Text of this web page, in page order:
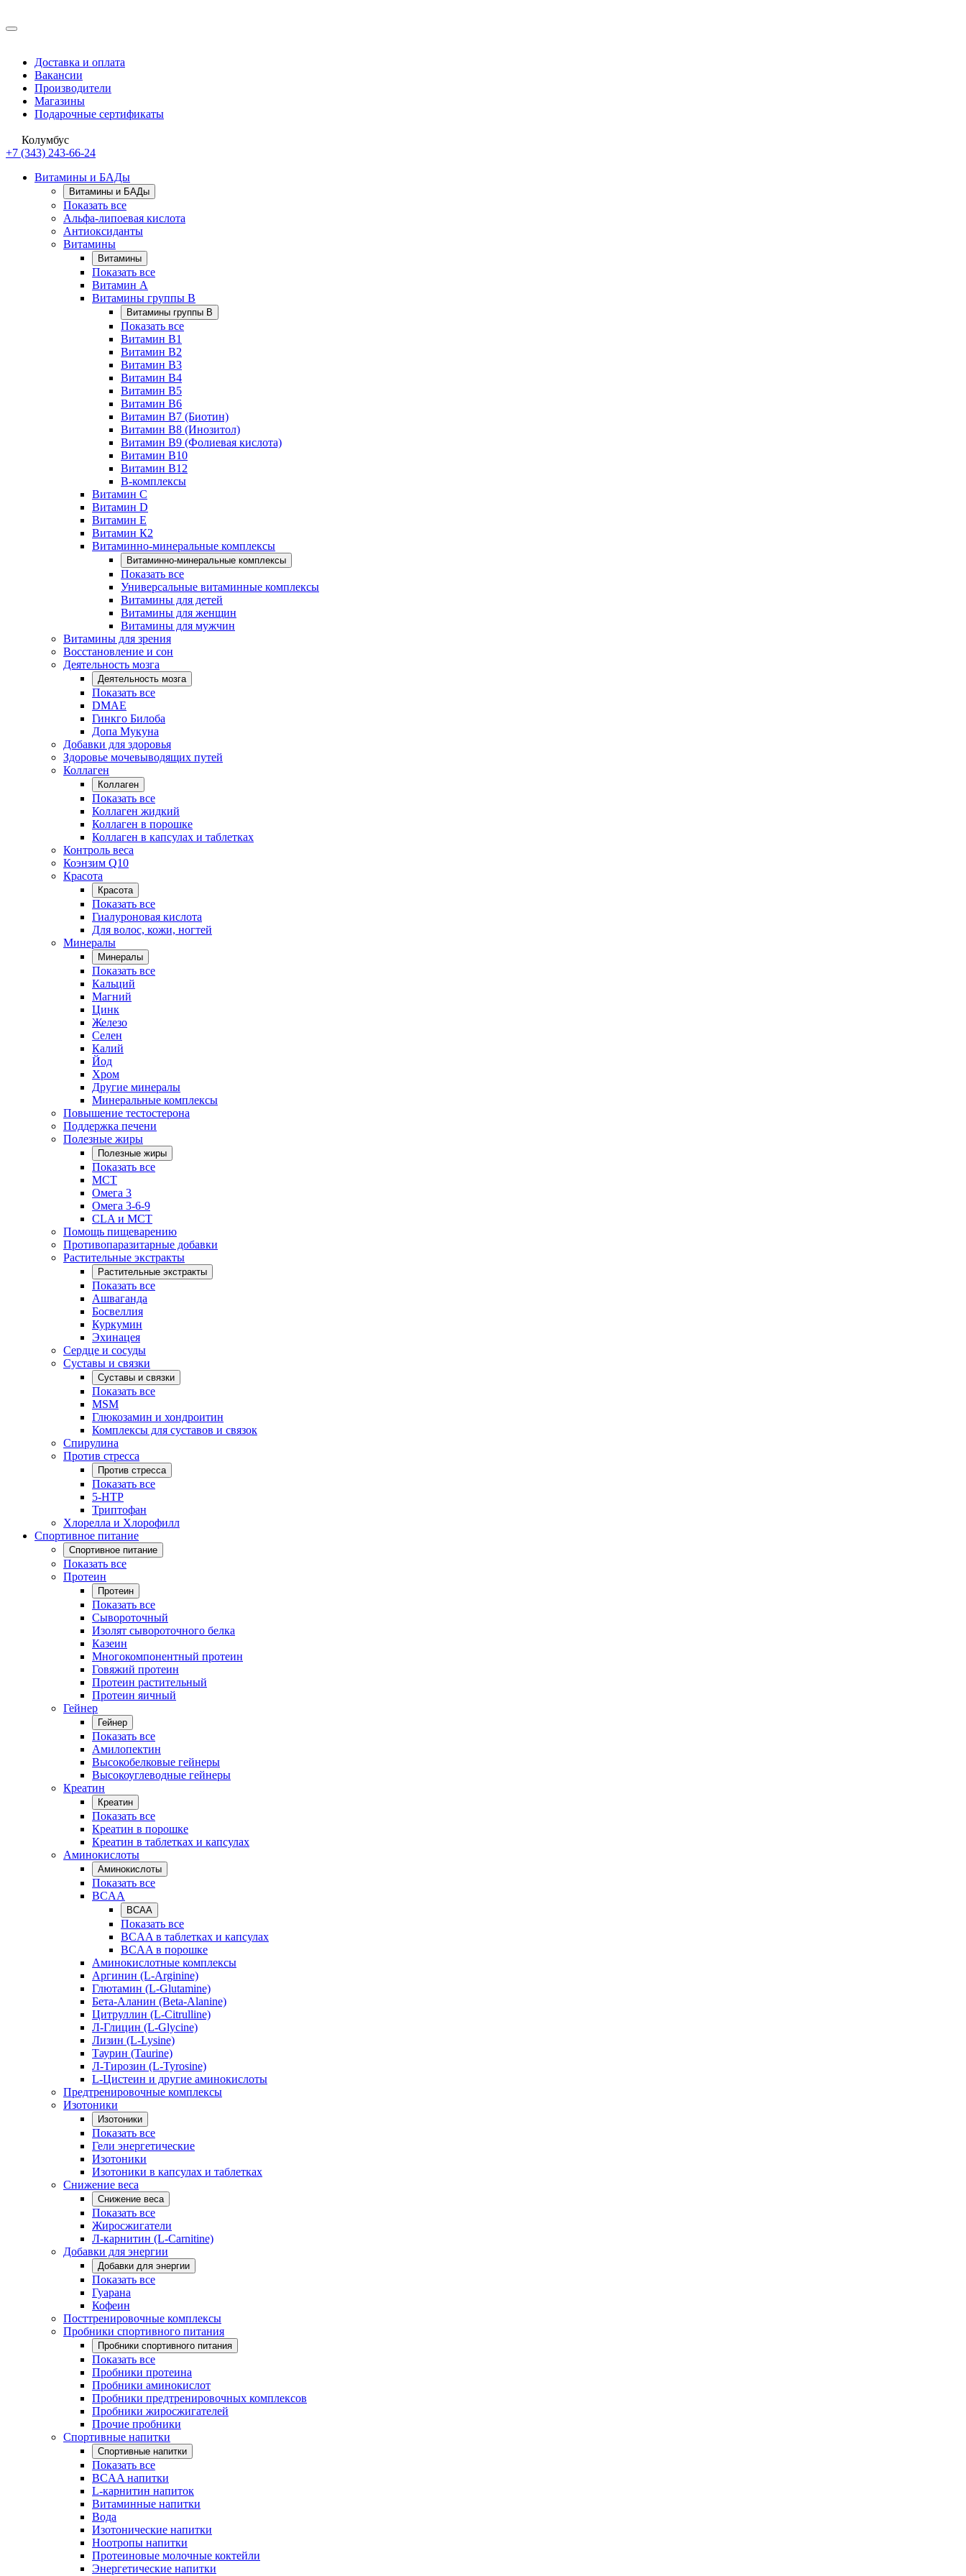
Доставка и оплата
Вакансии
Производители
Магазины
Подарочные сертификаты
Колумбус
+7 (343) 243-66-24
Витамины и БАДы
Витамины и БАДы
Показать все
Альфа-липоевая кислота
Антиоксиданты
Витамины
Витамины
Показать все
Витамин A
Витамины группы B
Витамины группы B
Показать все
Витамин B1
Витамин B2
Витамин B3
Витамин B4
Витамин B5
Витамин B6
Витамин B7 (Биотин)
Витамин B8 (Инозитол)
Витамин B9 (Фолиевая кислота)
Витамин B10
Витамин B12
B-комплексы
Витамин C
Витамин D
Витамин E
Витамин К2
Витаминно-минеральные комплексы
Витаминно-минеральные комплексы
Показать все
Универсальные витаминные комплексы
Витамины для детей
Витамины для женщин
Витамины для мужчин
Витамины для зрения
Восстановление и сон
Деятельность мозга
Деятельность мозга
Показать все
DMAE
Гинкго Билоба
Допа Мукуна
Добавки для здоровья
Здоровье мочевыводящих путей
Коллаген
Коллаген
Показать все
Коллаген жидкий
Коллаген в порошке
Коллаген в капсулах и таблетках
Контроль веса
Коэнзим Q10
Красота
Красота
Показать все
Гиалуроновая кислота
Для волос, кожи, ногтей
Минералы
Минералы
Показать все
Кальций
Магний
Цинк
Железо
Селен
Калий
Йод
Хром
Другие минералы
Минеральные комплексы
Повышение тестостерона
Поддержка печени
Полезные жиры
Полезные жиры
Показать все
MCT
Омега 3
Омега 3-6-9
CLA и MCT
Помощь пищеварению
Противопаразитарные добавки
Растительные экстракты
Растительные экстракты
Показать все
Ашваганда
Босвеллия
Куркумин
Эхинацея
Сердце и сосуды
Суставы и связки
Суставы и связки
Показать все
MSM
Глюкозамин и хондроитин
Комплексы для суставов и связок
Спирулина
Против стресса
Против стресса
Показать все
5-HTP
Триптофан
Хлорелла и Хлорофилл
Спортивное питание
Спортивное питание
Показать все
Протеин
Протеин
Показать все
Сывороточный
Изолят сывороточного белка
Казеин
Многокомпонентный протеин
Говяжий протеин
Протеин растительный
Протеин яичный
Гейнер
Гейнер
Показать все
Амилопектин
Высокобелковые гейнеры
Высокоуглеводные гейнеры
Креатин
Креатин
Показать все
Креатин в порошке
Креатин в таблетках и капсулах
Аминокислоты
Аминокислоты
Показать все
BCAA
BCAA
Показать все
BCAA в таблетках и капсулах
BCAA в порошке
Аминокислотные комплексы
Аргинин (L-Arginine)
Глютамин (L-Glutamine)
Бета-Аланин (Beta-Alanine)
Цитруллин (L-Citrulline)
Л-Глицин (L-Glycine)
Лизин (L-Lysine)
Таурин (Taurine)
Л-Тирозин (L-Tyrosine)
L-Цистеин и другие аминокислоты
Предтренировочные комплексы
Изотоники
Изотоники
Показать все
Гели энергетические
Изотоники
Изотоники в капсулах и таблетках
Снижение веса
Снижение веса
Показать все
Жиросжигатели
Л-карнитин (L-Carnitine)
Добавки для энергии
Добавки для энергии
Показать все
Гуарана
Кофеин
Посттренировочные комплексы
Пробники спортивного питания
Пробники спортивного питания
Показать все
Пробники протеина
Пробники аминокислот
Пробники предтренировочных комплексов
Пробники жиросжигателей
Прочие пробники
Спортивные напитки
Спортивные напитки
Показать все
BCAA напитки
L-карнитин напиток
Витаминные напитки
Вода
Изотонические напитки
Ноотропы напитки
Протеиновые молочные коктейли
Энергетические напитки